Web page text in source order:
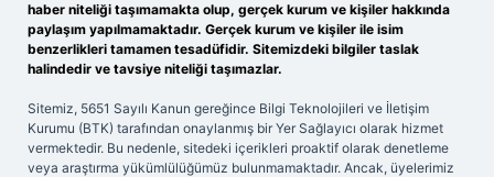
haber niteliği taşımamakta olup, gerçek kurum ve kişiler hakkında
paylaşım yapılmamaktadır. Gerçek kurum ve kişiler ile isim
benzerlikleri tamamen tesadüfidir. Sitemizdeki bilgiler taslak
halindedir ve tavsiye niteliği taşımazlar.
Sitemiz, 5651 Sayılı Kanun gereğince Bilgi Teknolojileri ve İletişim
Kurumu (BTK) tarafından onaylanmış bir Yer Sağlayıcı olarak hizmet
vermektedir. Bu nedenle, sitedeki içerikleri proaktif olarak denetleme
veya araştırma yükümlülüğümüz bulunmamaktadır. Ancak, üyelerimiz